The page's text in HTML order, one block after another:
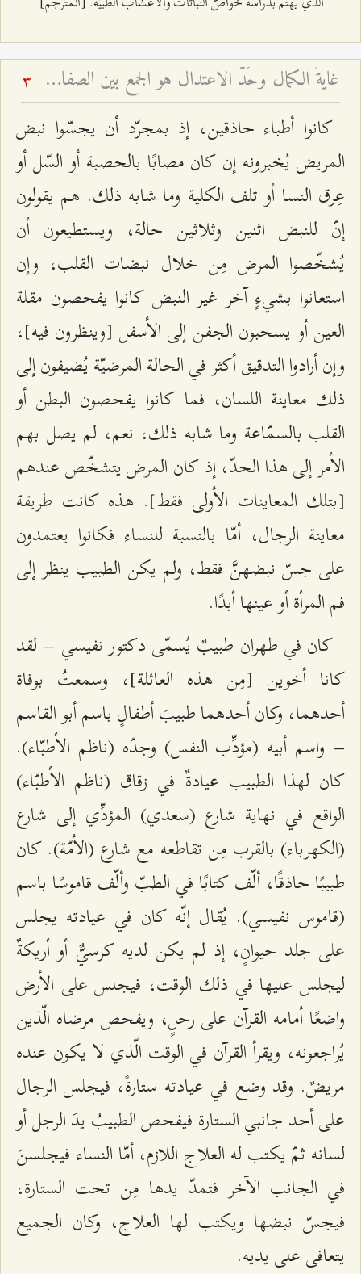
غايةُ الكمال وحَدُّ الاعتدال هو الجمع بين الصفات - شرح فقرات مِن دعاء الافتتاح – الجلسة السابعة 3
كانوا أطباء حاذقين، إذ بمجرّد أن يجسّوا نبض
المريض يُخبرونه إن كان مصابًا بالحصبة أو السّل أو
عِرق النسا أو تلف الكلية وما شابه ذلك. هم يقولون
إنّ للنبض اثنين وثلاثين حالة، ويستطيعون أن
يُشخّصوا المرض مِن خلال نبضات القلب، وإن
استعانوا بشيءٍ آخر غير النبض كانوا يفحصون مقلة
العين أو يسحبون الجفن إلى الأسفل [وينظرون فيه]،
وإن أرادوا التدقيق أكثر في الحالة المرضيّة يُضيفون إلى
ذلك معاينة اللسان، فما كانوا يفحصون البطن أو
القلب بالسمّاعة وما شابه ذلك، نعم، لم يصل بهم
الأمر إلى هذا الحدّ، إذ كان المرض يتشخّص عندهم
[بتلك المعاينات الأولى فقط]. هذه كانت طريقة
معاينة الرجال، أمّا بالنسبة للنساء فكانوا يعتمدون
على جسّ نبضهنَّ فقط، ولم يكن الطبيب ينظر إلى
فم المرأة أو عينها أبدًا.
كان في طهران طبيبٌ يُسمّى دكتور نفيسي – لقد
كانا أخوين [مِن هذه العائلة]، وسمعتُ بوفاة
أحدهما، وكان أحدهما طبيبَ أطفالٍ باسم أبو القاسم
– واسم أبيه (مؤدِّب النفس) وجدّه (ناظم الأطبّاء).
كان لهذا الطبيب عيادةٌ في زقاق (ناظم الأطبّاء)
الواقع في نهاية شارع (سعدي) المؤدِّي إلى شارع
(الكهرباء) بالقرب مِن تقاطعه مع شارع (الأمّة). كان
طبيبًا حاذقًا، ألّف كتابًا في الطبّ وألّف قاموسًا باسم
(قاموس نفيسي). يُقال إنّه كان في عيادته يجلس
على جلد حيوانٍ، إذ لم يكن لديه كرسيٌّ أو أريكةٌ
ليجلس عليها في ذلك الوقت، فيجلس على الأرض
واضعًا أمامه القرآن على رحلٍ، ويفحص مرضاه الّذين
يُراجعونه، ويقرأ القرآن في الوقت الّذي لا يكون عنده
مريضٌ. وقد وضع في عيادته ستارةً، فيجلس الرجال
على أحد جانبي الستارة فيفحص الطبيبُ يدَ الرجل أو
لسانه ثمّ يكتب له العلاج اللازم، أمّا النساء فيجلسنَ
في الجانب الآخر فتمدّ يدها مِن تحت الستارة،
فيجسّ نبضها ويكتب لها العلاج، وكان الجميع
يتعافى على يديه.